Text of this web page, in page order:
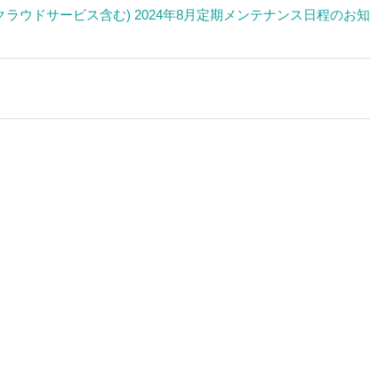
ウドサービス含む) 2024年8月定期メンテナンス日程のお知